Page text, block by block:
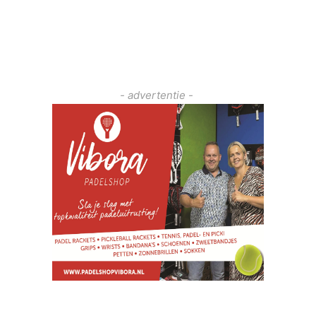
- advertentie -